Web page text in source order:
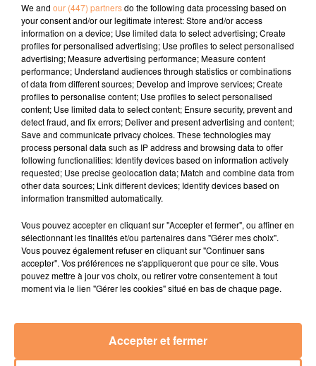
Instagram :ilyesdjadel/
Billetterie :my.weezevent.com
TITRES DIFFUSÉS
21h07
21h07 21h03
21h03
SUPERFUNK
Luckystar
21h00
21h00
We and our (447) partnersdo the following data processing based on
your consent and/or our legitimate interest: Store and/or access
information on a device; Use limited data to select advertising; Create
profiles for personalised advertising; Use profiles to select personalised
advertising; Measure advertising performance; Measure content
performance; Understand audiences through statistics or combinations
of data from different sources; Develop and improve services; Create
profiles to personalise content; Use profiles to select personalised
content; Use limited data to select content; Ensure security, prevent and
detect fraud, and fix errors; Deliver and present advertising and content;
Save and communicate privacy choices. These technologies may
process personal data such as IP address and browsing data to offer
following functionalities: Identify devices based on information actively
requested; Use precise geolocation data; Match and combine data from
other data sources; Link different devices; Identify devices based on
information transmitted automatically.
Vous pouvez accepter en cliquant sur "Accepter et fermer", ou affiner en
sélectionnant les finalités et/ou partenaires dans "Gérer mes choix".
Vous pouvez également refuser en cliquant sur "Continuer sans
accepter". Vos préférences ne s'appliqueront que pour ce site. Vous
pouvez mettre à jour vos choix, ou retirer votre consentement à tout
moment via le lien "Gérer les cookies" situé en bas de chaque page.
Accepter et fermer